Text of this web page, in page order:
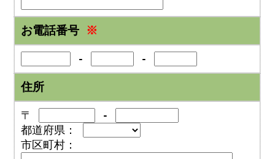
お電話番号 ※
- -
住所
〒
-
都道府県：
市区町村：